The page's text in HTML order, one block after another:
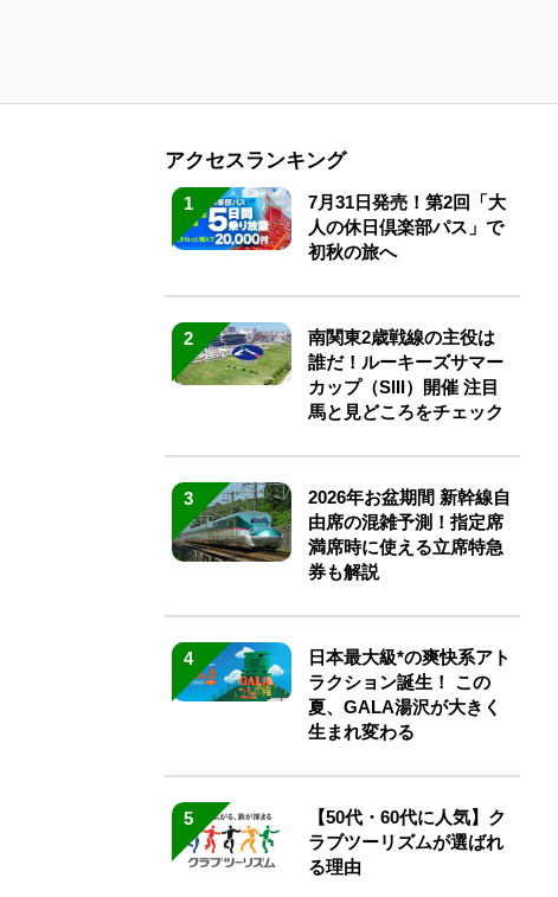
アクセスランキング
1
7月31日発売！第2回「大
人の休日倶楽部パス」で
初秋の旅へ
2
南関東2歳戦線の主役は
誰だ！ルーキーズサマー
カップ（SIII）開催 注目
馬と見どころをチェック
3
2026年お盆期間 新幹線自
由席の混雑予測！指定席
満席時に使える立席特急
券も解説
4
日本最大級*の爽快系アト
ラクション誕生！ この
夏、GALA湯沢が大きく
生まれ変わる
5
【50代・60代に人気】ク
ラブツーリズムが選ばれ
る理由